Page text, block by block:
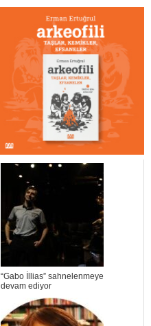
“Gabo İllias” sahnelenmeye
devam ediyor